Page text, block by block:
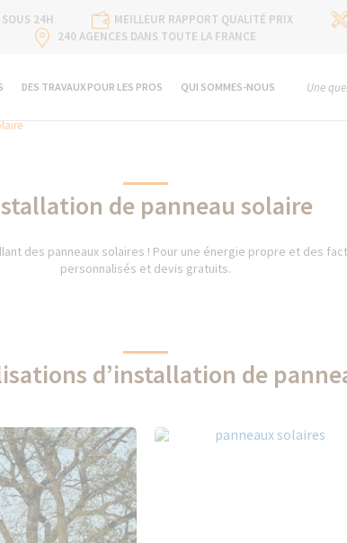
24H MEILLEUR RAPPORT QUALITÉ PRIX
240 AGENCES DANS TOUTE LA FRANCE
DES TRAVAUX POUR LES PROS QUI SOMMES-NOUS Une
de panneau solaire
des panneaux solaires ! Pour une énergie propre et des
personnalisés et devis gratuits.
d’installation de